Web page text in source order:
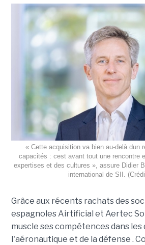
« Cette acquisition va bien au-delà dun
capacités : cest avant tout une rencontre
expertises et des cultures », assure Didier
international de SII.
Grâce aux récents rachats des
espagnoles Airtificial et Aertec
muscle ses compétences dans les
l'aéronautique et de la défense .